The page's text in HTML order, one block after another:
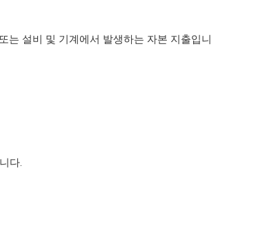
는 설비 및 기계에서 발생하는 자본 지출입니
다.